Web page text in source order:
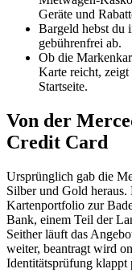
Geräte und
Bargeld hebst du
gebührenfrei ab.
Ob die
Karte reicht, zeigt
Startseite.
Von der
Credit Card
Ursprünglich gab die
Silber und Gold heraus.
Kartenportfolio zur
Bank, einem Teil der
Seither läuft das
weiter, beantragt wird
Identitätsprüfung klappt